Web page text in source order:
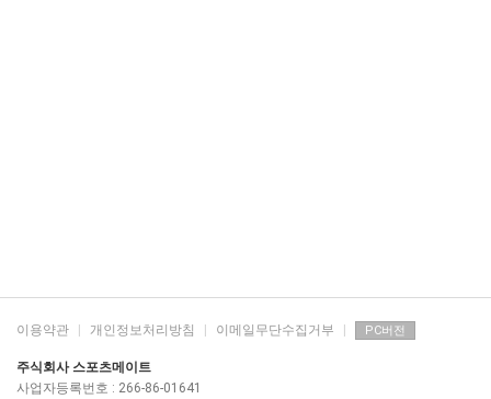
이용약관 개인정보처리방침 이메일무단수집거부 PC버전
주식회사 스포츠메이트
사업자등록번호 : 266-86-01641